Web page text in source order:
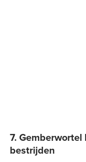
7.
bestrijden